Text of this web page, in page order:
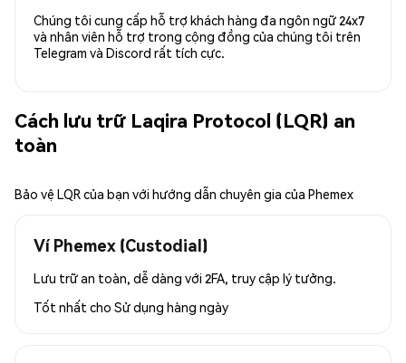
Chúng tôi cung cấp hỗ trợ khách hàng đa ngôn ngữ 24x7
và nhân viên hỗ trợ trong cộng đồng của chúng tôi trên
Telegram và Discord rất tích cực.
Cách lưu trữ Laqira Protocol (LQR) an
toàn
Bảo vệ LQR của bạn với hướng dẫn chuyên gia của Phemex
Ví Phemex (Custodial)
Lưu trữ an toàn, dễ dàng với 2FA, truy cập lý tưởng.
Tốt nhất cho Sử dụng hàng ngày